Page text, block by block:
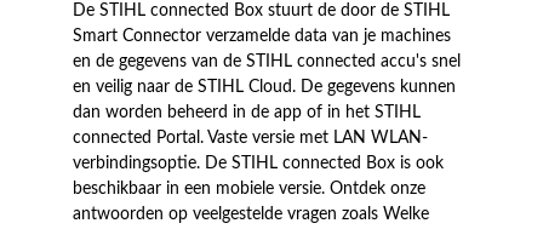
De STIHL connected Box stuurt de door de STIHL
Smart Connector verzamelde data van je machines
en de gegevens van de STIHL connected accu's snel
en veilig naar de STIHL Cloud. De gegevens kunnen
dan worden beheerd in de app of in het STIHL
connected Portal. Vaste versie met LAN WLAN-
verbindingsoptie. De STIHL connected Box is ook
beschikbaar in een mobiele versie. Ontdek onze
antwoorden op veelgestelde vragen zoals Welke